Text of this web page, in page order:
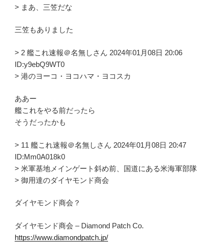
> まあ、三笠だな
三笠もありました
> 2 艦これ速報＠名無しさん 2024年01月08日 20:06
ID:y9ebQ9WT0
> 港のヨーコ・ヨコハマ・ヨコスカ
ああー
艦これをやる前だったら
そうだったかも
> 11 艦これ速報＠名無しさん 2024年01月08日 20:47
ID:Mm0A018k0
> 米軍基地メインゲート斜め前、国道にある米海軍部隊
> 御用達のダイヤモンド商会
ダイヤモンド商会？
ダイヤモンド商会 – Diamond Patch Co.
https://www.diamondpatch.jp/